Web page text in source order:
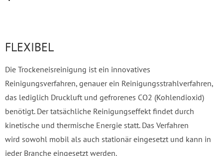
FLEXIBEL
Die Trockeneisreinigung ist ein innovatives
Reinigungsverfahren, genauer ein Reinigungsstrahlverfahren,
das lediglich Druckluft und gefrorenes CO2 (Kohlendioxid)
benötigt. Der tatsächliche Reinigungseffekt findet durch
kinetische und thermische Energie statt. Das Verfahren
wird sowohl mobil als auch stationär eingesetzt und kann in
jeder Branche eingesetzt werden.